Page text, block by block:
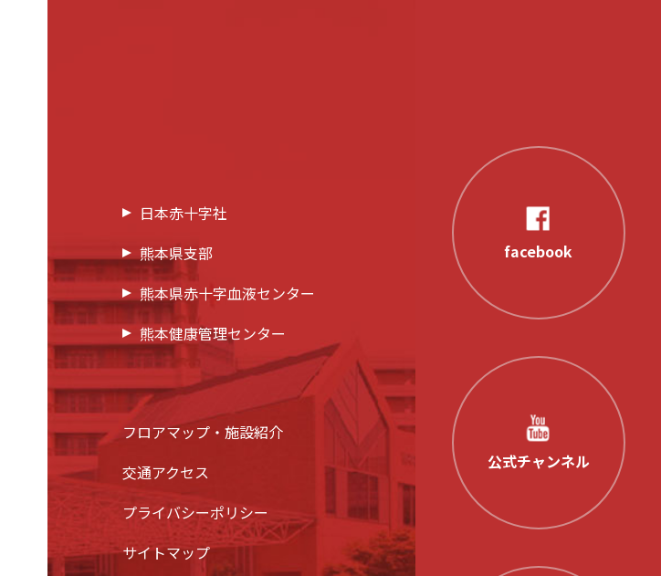
日本赤十字社
熊本県支部
熊本県赤十字血液センター
熊本健康管理センター
フロアマップ・施設紹介
交通アクセス
プライバシーポリシー
サイトマップ
facebook
公式チャンネル